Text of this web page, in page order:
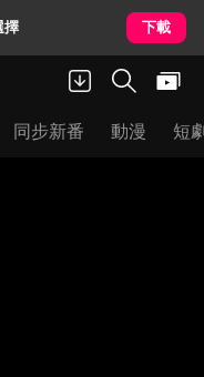
擇 下載
同步新番 動漫 短